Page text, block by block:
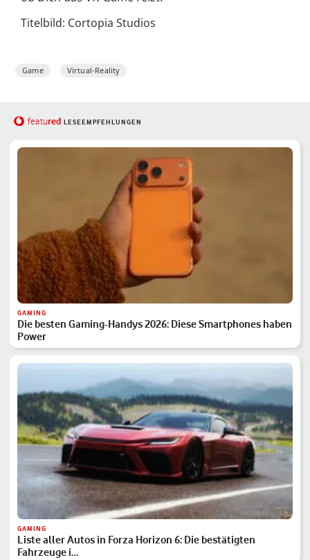
Titelbild: Cortopia Studios
Game Virtual-Reality
featured LESEEMPFEHLUNGEN
GAMING
Die besten Gaming-Handys 2026: Diese Smartphones haben
Power
GAMING
Liste aller Autos in Forza Horizon 6: Die bestätigten
Fahrzeuge i…